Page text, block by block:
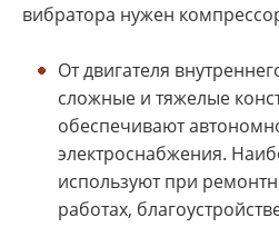
вибратора нужен
От двигателя
сложные и тяжелые
обеспечивают
электроснабжения.
используют при
работах,